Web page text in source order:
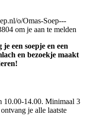
o/Omas-Soep---
om je aan te melden
een soepje en een
en bezoekje maakt
10.00-14.00. Minimaal 3
je alle laatste